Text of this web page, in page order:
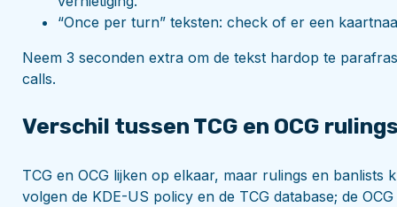
“Once per turn” teksten: check of er een
Neem 3 seconden extra om de tekst hardop te
calls.
Verschil tussen TCG en OCG
TCG en OCG lijken op elkaar, maar rulings en banlists
volgen de KDE-US policy en de TCG database; de